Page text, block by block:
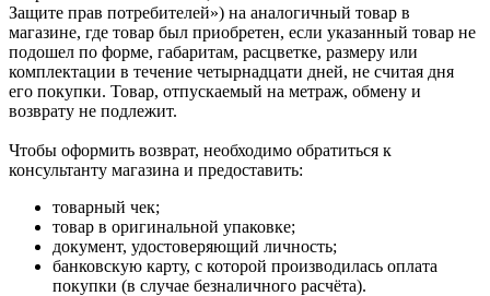
Защите прав потребителей») на аналогичный товар в
магазине, где товар был приобретен, если указанный товар не
подошел по форме, габаритам, расцветке, размеру или
комплектации в течение четырнадцати дней, не считая дня
его покупки. Товар, отпускаемый на метраж, обмену и
возврату не подлежит.
Чтобы оформить возврат, необходимо обратиться к
консультанту магазина и предоставить:
товарный чек;
товар в оригинальной упаковке;
документ, удостоверяющий личность;
банковскую карту, с которой производилась оплата
покупки (в случае безналичного расчёта).